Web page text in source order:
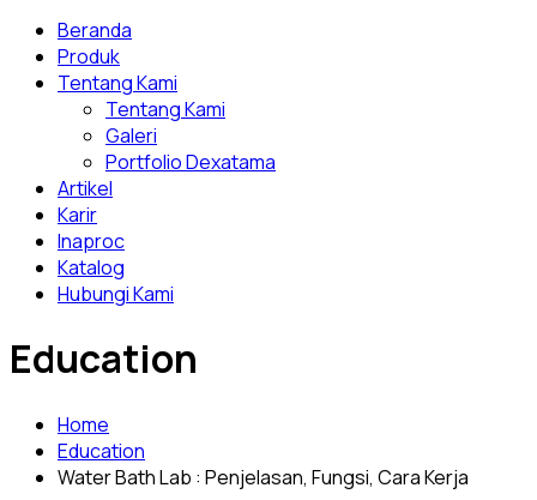
Beranda
Produk
Tentang Kami
Tentang Kami
Galeri
Portfolio Dexatama
Artikel
Karir
Inaproc
Katalog
Hubungi Kami
Education
Home
Education
Water Bath Lab : Penjelasan, Fungsi, Cara Kerja